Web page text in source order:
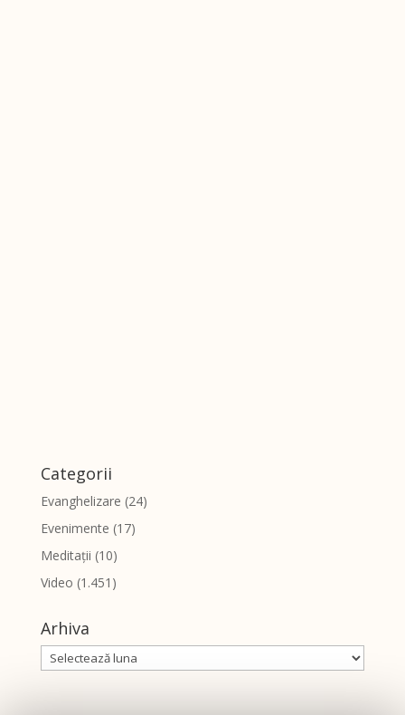
Categorii
Evanghelizare (24)
Evenimente (17)
Meditații (10)
Video (1.451)
Arhiva
Arhiva